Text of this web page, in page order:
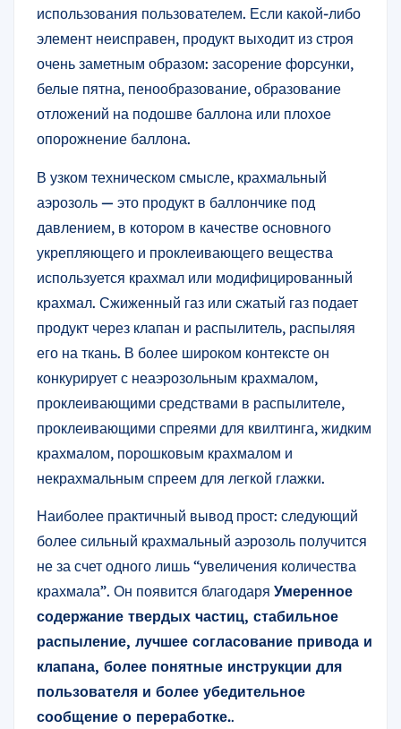
использования пользователем. Если какой-либо
элемент неисправен, продукт выходит из строя
очень заметным образом: засорение форсунки,
белые пятна, пенообразование, образование
отложений на подошве баллона или плохое
опорожнение баллона.
В узком техническом смысле, крахмальный
аэрозоль — это продукт в баллончике под
давлением, в котором в качестве основного
укрепляющего и проклеивающего вещества
используется крахмал или модифицированный
крахмал. Сжиженный газ или сжатый газ подает
продукт через клапан и распылитель, распыляя
его на ткань. В более широком контексте он
конкурирует с неаэрозольным крахмалом,
проклеивающими средствами в распылителе,
проклеивающими спреями для квилтинга, жидким
крахмалом, порошковым крахмалом и
некрахмальным спреем для легкой глажки.
Наиболее практичный вывод прост: следующий
более сильный крахмальный аэрозоль получится
не за счет одного лишь “увеличения количества
крахмала”. Он появится благодаря Умеренное
содержание твердых частиц, стабильное
распыление, лучшее согласование привода и
клапана, более понятные инструкции для
пользователя и более убедительное
сообщение о переработке..